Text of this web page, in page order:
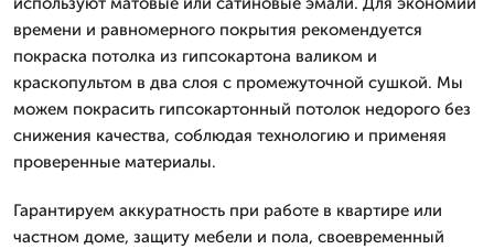
времени и равномерного покрытия рекомендуется
покраска потолка из гипсокартона валиком и
краскопультом в два слоя с промежуточной сушкой. Мы
можем покрасить гипсокартонный потолок недорого без
снижения качества, соблюдая технологию и применяя
проверенные материалы.
Гарантируем аккуратность при работе в квартире или
частном доме, защиту мебели и пола, своевременный